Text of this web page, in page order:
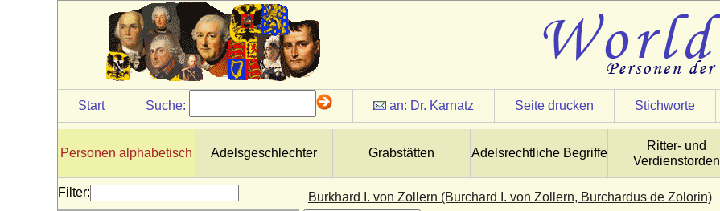
Start Suche: an: Dr. Karnatz Seite drucken Stichworte
Personen alphabetisch Adelsgeschlechter Grabstätten Adelsrechtliche Begriffe
Ritter- und
Verdienstorden
Burkhard I. von Zollern (Burchard I. von Zollern, Burchardus de Zolorin)
Filter:
Burchard VI. von Querfurt (Burkhard VI.
von Querfurt, Burchard II. von Mansfeld)
Burchard VIII. von Mansfeld-Querfurt
+ 1392
Burchard von Avesnes
* um 1175; + 1244
Burchard von der Decken
Burchard von Preußen
Burchard von Saldern